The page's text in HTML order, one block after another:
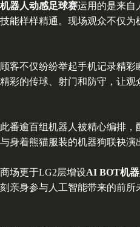
机器人动感足球赛运用的是来自
技能样样精通。现场观众不仅
顾客不仅纷纷举起手机记录精
精彩的传球、射门和防守，让
此番逾百组机器人被精心编排
与身着熊猫服装的机器狗联袂
商场更于LG2层增设AI BOT机
刻亲身参与人工智能带来的前所